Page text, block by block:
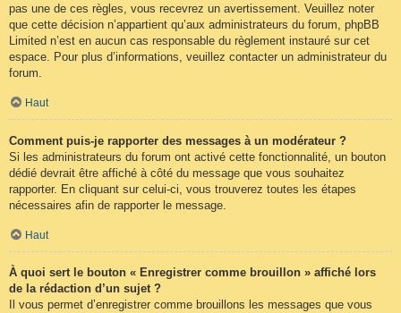
pas une de ces règles, vous recevrez un avertissement. Veuillez noter
que cette décision n’appartient qu’aux administrateurs du forum, phpBB
Limited n’est en aucun cas responsable du règlement instauré sur cet
espace. Pour plus d’informations, veuillez contacter un administrateur du
forum.
Haut
Comment puis-je rapporter des messages à un modérateur ?
Si les administrateurs du forum ont activé cette fonctionnalité, un bouton
dédié devrait être affiché à côté du message que vous souhaitez
rapporter. En cliquant sur celui-ci, vous trouverez toutes les étapes
nécessaires afin de rapporter le message.
Haut
À quoi sert le bouton « Enregistrer comme brouillon » affiché lors
de la rédaction d’un sujet ?
Il vous permet d’enregistrer comme brouillons les messages que vous